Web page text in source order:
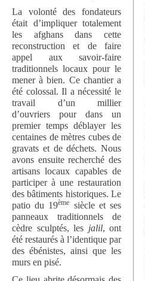
La volonté des fondateurs
était d’impliquer totalement
les afghans dans cette
reconstruction et de faire
appel aux savoir-faire
traditionnels locaux pour le
mener à bien. Ce chantier a
été colossal. Il a nécessité le
travail d’un millier
d’ouvriers pour dans un
premier temps déblayer les
centaines de mètres cubes de
gravats et de déchets. Nous
avons ensuite recherché des
artisans locaux capables de
participer à une restauration
des bâtiments historiques. Le
patio du 19ème siècle et ses
panneaux traditionnels de
cèdre sculptés, les jalil, ont
été restaurés à l’identique par
des ébénistes, ainsi que les
murs en pisé.